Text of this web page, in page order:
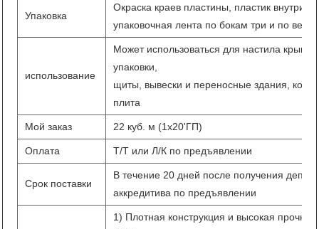
Упаковка
Окраска краев пластины, пластик
упаковочная лента по бокам три и по
использование
Может использоваться для настила
упаковки,
щиты, вывески и переносные здания,
плита
Мой заказ 22 куб. м (1x20'ГП)
Оплата Т/Т или Л/К по предъявлении
Срок поставки
В течение 20 дней после получения
аккредитива по предъявлении
1) Плотная конструкция и высокая